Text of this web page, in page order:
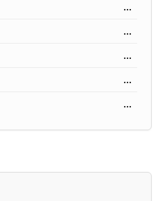
...
...
...
...
...